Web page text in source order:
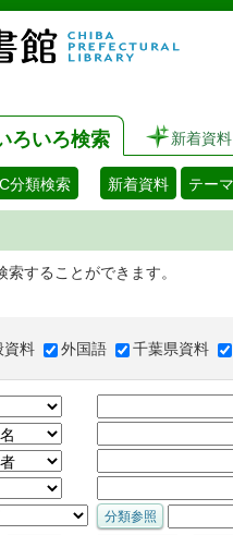
ろいろ検索 新着資料
分類検索 新着資料 テー
することができます。
資料 外国語 千葉県資料